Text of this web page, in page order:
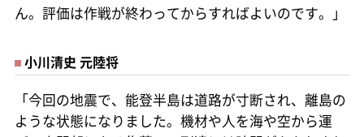
ん。評価は作戦が終わってからすればよいのです。」
小川清史 元陸将
「今回の地震で、能登半島は道路が寸断され、離島の
ような状態になりました。機材や人を海や空から運